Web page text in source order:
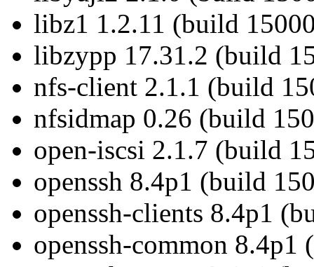
libz1 1.2.11 (build
libzypp 17.31.2 (build
nfs-client 2.1.1 (build
nfsidmap 0.26 (build
open-iscsi 2.1.7 (build
openssh 8.4p1 (build
openssh-clients 8.4p1
openssh-common